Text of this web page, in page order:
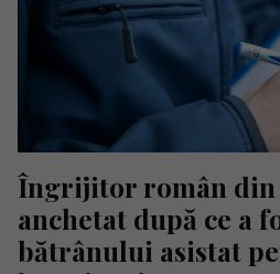
Îngrijitor român din
anchetat după ce a
bătrânului asistat